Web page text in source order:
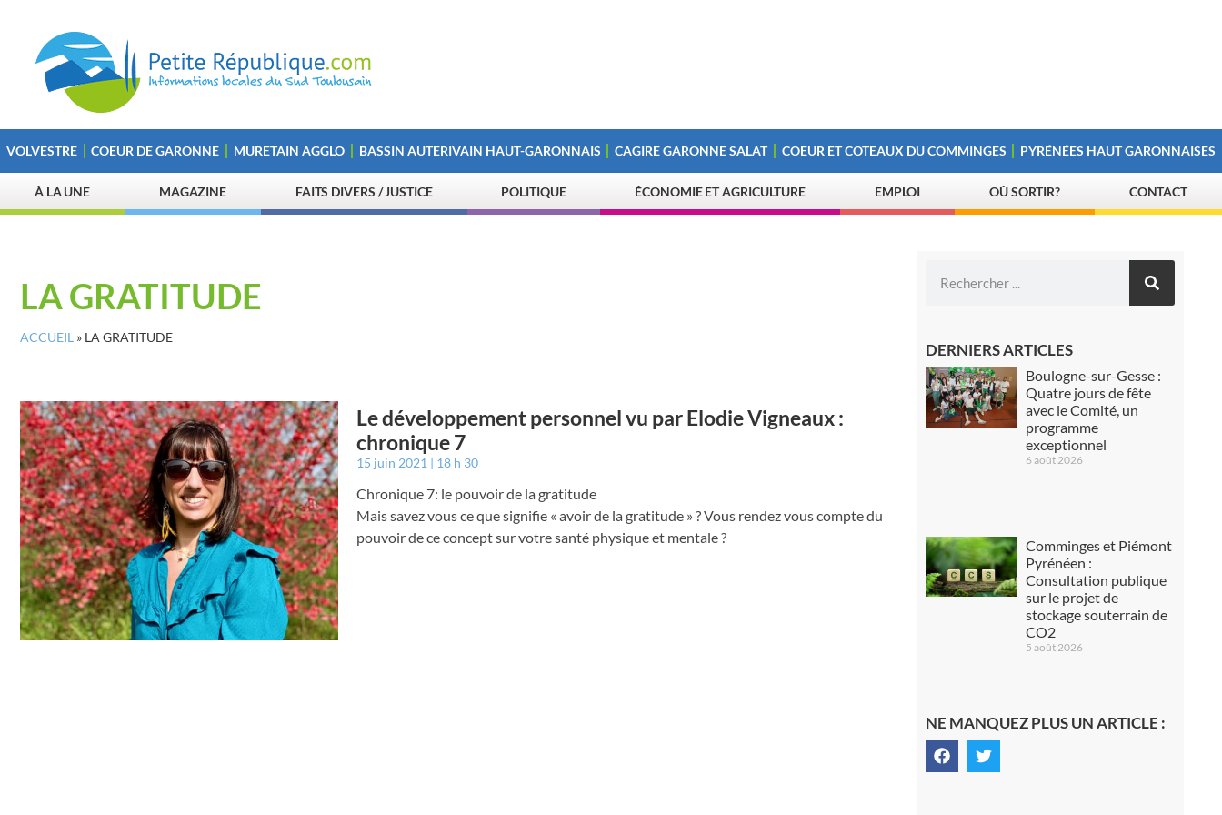
VOLVESTRE COEUR DE GARONNE MURETAIN AGGLO BASSIN AUTERIVAIN HAUT-GARONNAIS CAGIRE GARONNE SALAT COEUR ET COTEAUX DU COMMINGES PYRÉNÉES HAUT GARONNAISES
À LA UNE MAGAZINE FAITS DIVERS / JUSTICE POLITIQUE ÉCONOMIE ET AGRICULTURE EMPLOI OÙ SORTIR? CONTACT
LA GRATITUDE
ACCUEIL » LA GRATITUDE
Le développement personnel vu par Elodie Vigneaux :
chronique 7
15 juin 2021 18 h 30
Chronique 7: le pouvoir de la gratitude
Mais savez vous ce que signifie « avoir de la gratitude » ? Vous rendez vous compte du
pouvoir de ce concept sur votre santé physique et mentale ?
DERNIERS ARTICLES
Boulogne-sur-Gesse :
Quatre jours de fête
avec le Comité, un
programme
exceptionnel
6 août 2026
Comminges et Piémont
Pyrénéen :
Consultation publique
sur le projet de
stockage souterrain de
CO2
5 août 2026
NE MANQUEZ PLUS UN ARTICLE :